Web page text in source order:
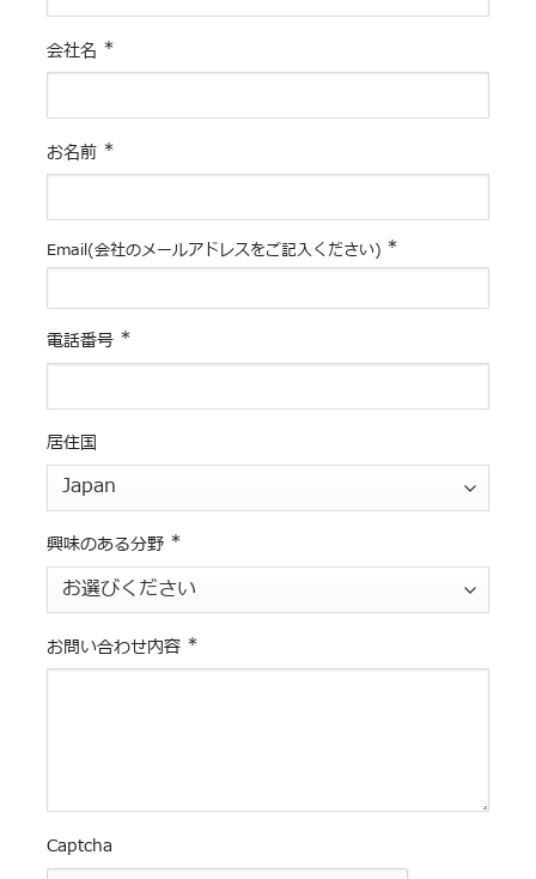
会社名 *
お名前 *
Email(会社のメールアドレスをご記入ください) *
電話番号 *
居住国
興味のある分野 *
お問い合わせ内容 *
Captcha